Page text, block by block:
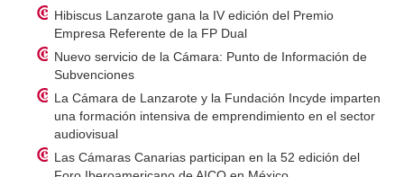
Hibiscus Lanzarote gana la IV edición del Premio
Empresa Referente de la FP Dual
Nuevo servicio de la Cámara: Punto de Información de
Subvenciones
La Cámara de Lanzarote y la Fundación Incyde imparten
una formación intensiva de emprendimiento en el sector
audiovisual
Las Cámaras Canarias participan en la 52 edición del